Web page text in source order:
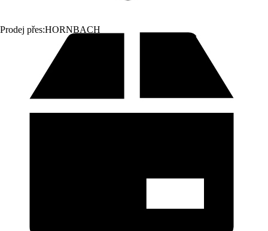
Prodej přes:HORNBACH